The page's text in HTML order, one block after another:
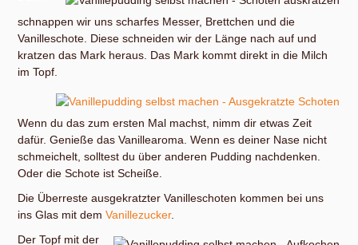
schnappen wir uns scharfes Messer, Brettchen und die
Vanilleschote. Diese schneiden wir der Länge nach auf und
kratzen das Mark heraus. Das Mark kommt direkt in die Milch
im Topf.
Wenn du das zum ersten Mal machst, nimm dir etwas Zeit
dafür. Genieße das Vanillearoma. Wenn es deiner Nase nicht
schmeichelt, solltest du über anderen Pudding nachdenken.
Oder die Schote ist Scheiße.
Die Überreste ausgekratzter Vanilleschoten kommen bei uns
ins Glas mit demVanillezucker.
Der Topf mit der